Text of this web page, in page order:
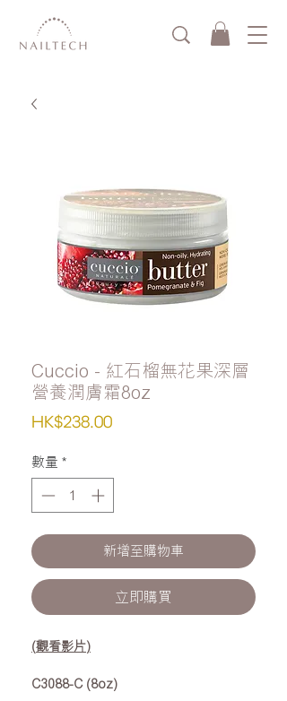
Cuccio - 紅石榴無花果深層
營養潤膚霜8oz
HK$238.00價
數量 *
新增至購物車
立即購買
(觀看影片)
C3088-C (8oz)